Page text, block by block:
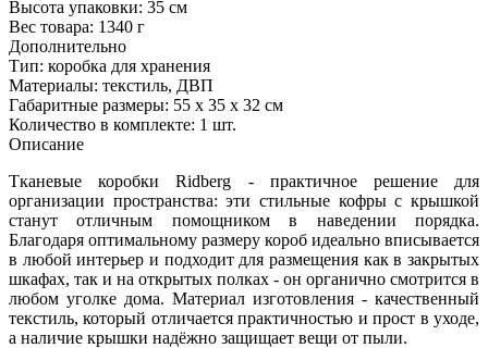
Высота упаковки: 35 см
Вес товара: 1340 г
Дополнительно
Тип: коробка для хранения
Материалы: текстиль, ДВП
Габаритные размеры: 55 х 35 х 32 см
Количество в комплекте: 1 шт.
Описание
Тканевые коробки Ridberg - практичное решение для
организации пространства: эти стильные кофры с крышкой
станут отличным помощником в наведении порядка.
Благодаря оптимальному размеру короб идеально вписывается
в любой интерьер и подходит для размещения как в закрытых
шкафах, так и на открытых полках - он органично смотрится в
любом уголке дома. Материал изготовления - качественный
текстиль, который отличается практичностью и прост в уходе,
а наличие крышки надёжно защищает вещи от пыли.